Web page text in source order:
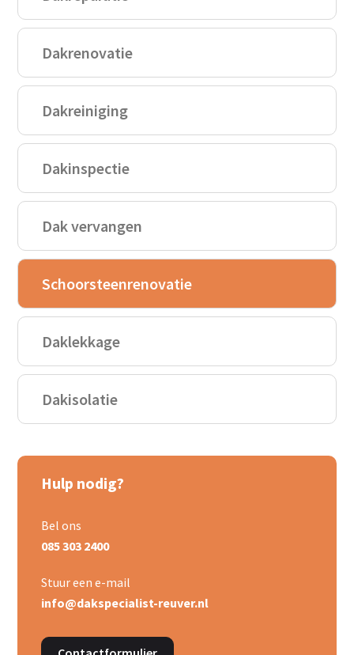
Dakrenovatie
Dakreiniging
Dakinspectie
Dak vervangen
Schoorsteenrenovatie
Daklekkage
Dakisolatie
Hulp nodig?
Bel ons
085 303 2400
Stuur een e-mail
info@dakspecialist-reuver.nl